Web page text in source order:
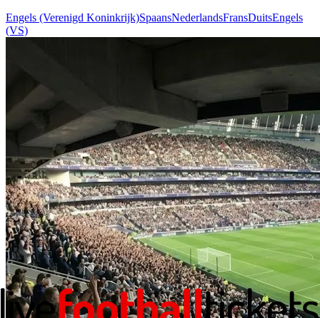
Engels (Verenigd Koninkrijk)SpaansNederlandsFransDuitsEngels
(VS)